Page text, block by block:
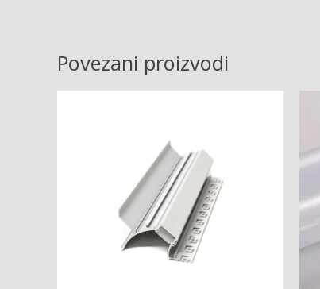
Povezani proizvodi